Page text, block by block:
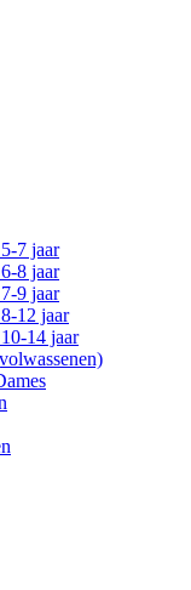
7 jaar
8 jaar
9 jaar
12 jaar
14 jaar